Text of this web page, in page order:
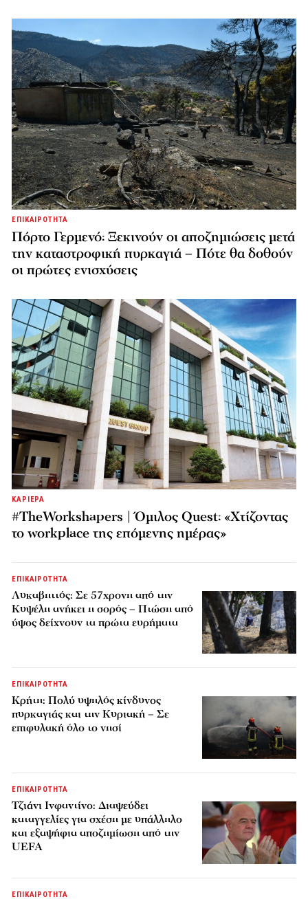
ΕΠΙΚΑΙΡΟΤΗΤΑ
Πόρτο Γερμενό: Ξεκινούν οι αποζημιώσεις μετά
την καταστροφική πυρκαγιά – Πότε θα δοθούν
οι πρώτες ενισχύσεις
ΚΑΡΙΕΡΑ
#TheWorkshapers | Όμιλος Quest: «Χτίζοντας
το workplace της επόμενης ημέρας»
ΕΠΙΚΑΙΡΟΤΗΤΑ
Λυκαβηττός: Σε 57χρονη από την
Κυψέλη ανήκει η σορός – Πτώση από
ύψος δείχνουν τα πρώτα ευρήματα
ΕΠΙΚΑΙΡΟΤΗΤΑ
Κρήτη: Πολύ υψηλός κίνδυνος
πυρκαγιάς και την Κυριακή – Σε
επιφυλακή όλο το νησί
ΕΠΙΚΑΙΡΟΤΗΤΑ
Τζιάνι Ινφαντίνο: Διαψεύδει
καταγγελίες για σχέση με υπάλληλο
και εξαψήφια αποζημίωση από την
UEFA
ΕΠΙΚΑΙΡΟΤΗΤΑ